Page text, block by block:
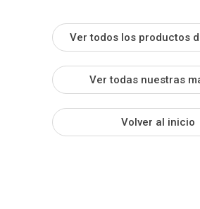
Ver todos los productos
Ver todas nuestras
Volver al inicio